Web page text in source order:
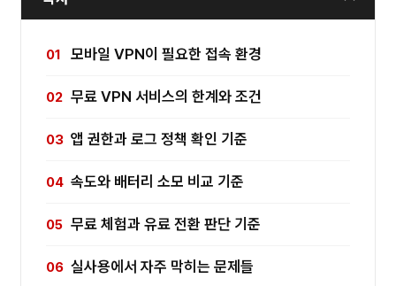
모바일 VPN이 필요한 접속 환경
무료 VPN 서비스의 한계와 조건
앱 권한과 로그 정책 확인 기준
속도와 배터리 소모 비교 기준
무료 체험과 유료 전환 판단 기준
실사용에서 자주 막히는 문제들